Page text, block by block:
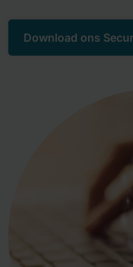
Download ons